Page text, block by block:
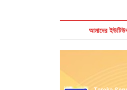
আমাদের